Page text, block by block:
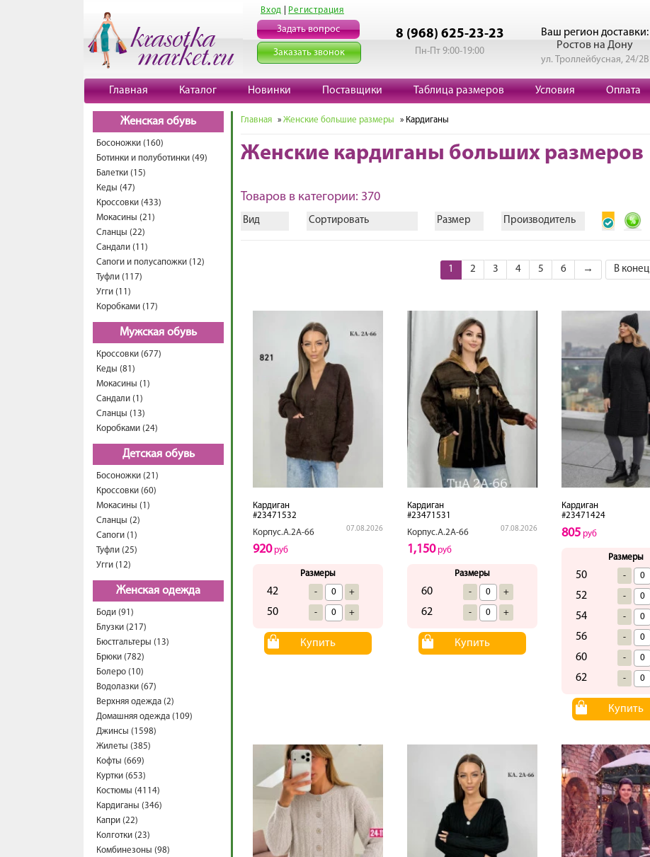
Вход Регистрация
Задать вопрос
Заказать звонок
8 (968) 625-23-23
Пн-Пт 9:00-19:00
Ваш регион доставки:
Ростов на Дону
ул. Троллейбусная, 24/2В
Главная Каталог Новинки Поставщики Таблица размеров Условия Оплата
Женская обувь
Босоножки (160)
Ботинки и полуботинки (49)
Балетки (15)
Кеды (47)
Кроссовки (433)
Мокасины (21)
Сланцы (22)
Сандали (11)
Сапоги и полусапожки (12)
Туфли (117)
Угги (11)
Коробками (17)
Мужская обувь
Кроссовки (677)
Кеды (81)
Мокасины (1)
Сандали (1)
Сланцы (13)
Коробками (24)
Детская обувь
Босоножки (21)
Кроссовки (60)
Мокасины (1)
Сланцы (2)
Сапоги (1)
Туфли (25)
Угги (12)
Женская одежда
Боди (91)
Блузки (217)
Бюстгальтеры (13)
Брюки (782)
Болеро (10)
Водолазки (67)
Верхняя одежда (2)
Домашняя одежда (109)
Джинсы (1598)
Жилеты (385)
Кофты (669)
Куртки (653)
Костюмы (4114)
Кардиганы (346)
Капри (22)
Колготки (23)
Комбинезоны (98)
Главная » Женские большие размеры » Кардиганы
Женские кардиганы больших размеров
Товаров в категории: 370
Вид Сортировать Размер Производитель
1 2 3 4 5 6 → В конец
Кардиган
#23471532
Корпус.А.2А-66
07.08.2026
920руб
Размеры
42 - +
50 - +
Купить
Кардиган
#23471531
Корпус.А.2А-66
07.08.2026
1,150руб
Размеры
60 - +
62 - +
Купить
Кардиган
#23471424
805руб
Размеры
50 -
52 -
54 -
56 -
60 -
62 -
Купить